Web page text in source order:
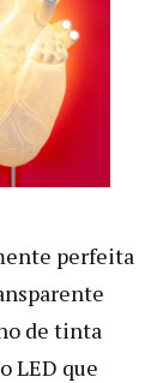
perfeita
de tinta
LED que